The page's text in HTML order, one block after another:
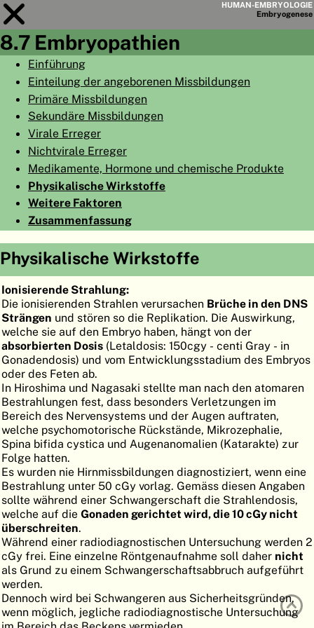
HUMAN-EMBRYOLOGIE
Embryogenese
Modul8
KAPITELLISTE
◀SEITE▶
EMBRYOGENESE
ORGANOGENESE
ATLASEMBRYOLOGY
SUCHEN
HILFE
FR
EN
8.7 Embryopathien
Einführung
Einteilung der angeborenen Missbildungen
Primäre Missbildungen
Sekundäre Missbildungen
Virale Erreger
Nichtvirale Erreger
Medikamente, Hormone und chemische Produkte
Physikalische Wirkstoffe
Weitere Faktoren
Zusammenfassung
Physikalische Wirkstoffe
Ionisierende Strahlung:
Die ionisierenden Strahlen verursachen Brüche in den DNS
Strängen und stören so die Replikation. Die Auswirkung,
welche sie auf den Embryo haben, hängt von der
absorbierten Dosis (Letaldosis: 150cgy - centi Gray - in
Gonadendosis) und vom Entwicklungsstadium des Embryos
oder des Feten ab.
In Hiroshima und Nagasaki stellte man nach den atomaren
Bestrahlungen fest, dass besonders Verletzungen im
Bereich des Nervensystems und der Augen auftraten,
welche psychomotorische Rückstände, Mikrozephalie,
Spina bifida cystica und Augenanomalien (Katarakte) zur
Folge hatten.
Es wurden nie Hirnmissbildungen diagnostiziert, wenn eine
Bestrahlung unter 50 cGy vorlag. Gemäss diesen Angaben
sollte während einer Schwangerschaft die Strahlendosis,
welche auf die Gonaden gerichtet wird, die 10 cGy nicht
überschreiten.
Während einer radiodiagnostischen Untersuchung werden 2
cGy frei. Eine einzelne Röntgenaufnahme soll daher nicht
als Grund zu einem Schwangerschaftsabbruch aufgeführt
werden.
Dennoch wird bei Schwangeren aus Sicherheitsgründen,
wenn möglich, jegliche radiodiagnostische Untersuchung